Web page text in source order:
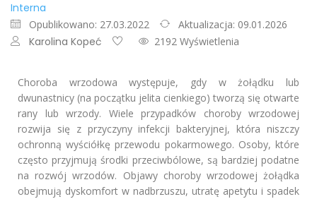
Interna
Opublikowano: 27.03.2022 Aktualizacja: 09.01.2026
Karolina Kopeć 2192 Wyświetlenia
Choroba wrzodowa występuje, gdy w żołądku lub
dwunastnicy (na początku jelita cienkiego) tworzą się otwarte
rany lub wrzody. Wiele przypadków choroby wrzodowej
rozwija się z przyczyny infekcji bakteryjnej, która niszczy
ochronną wyściółkę przewodu pokarmowego. Osoby, które
często przyjmują środki przeciwbólowe, są bardziej podatne
na rozwój wrzodów. Objawy choroby wrzodowej żołądka
obejmują dyskomfort w nadbrzuszu, utratę apetytu i spadek